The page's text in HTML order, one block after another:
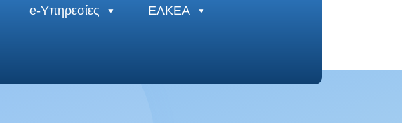
e-Υπηρεσίες ΕΛΚΕΑ